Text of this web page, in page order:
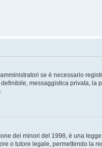
se è necessario
messaggistica privata,
dei minori del 1998, è una
o tutore legale, permettendo la